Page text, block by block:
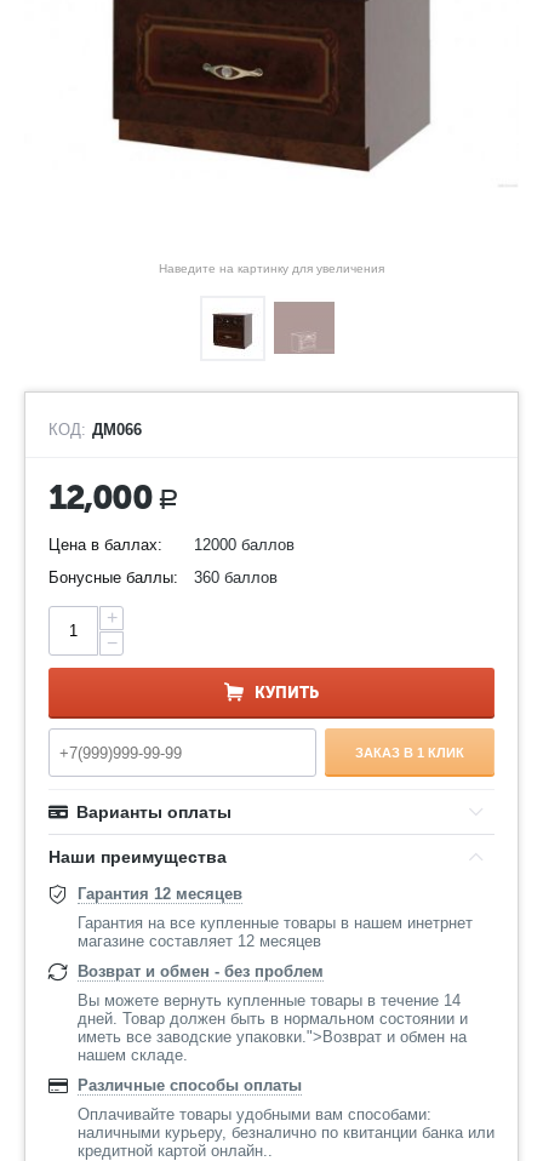
Наведите на картинку для увеличения
КОД: ДМ066
12,000 Р
Цена в баллах:
12000 баллов
Бонусные баллы:
360 баллов
+
−
КУПИТЬ
ЗАКАЗ В 1 КЛИК
Варианты оплаты
Наши преимущества
Гарантия 12 месяцев
Гарантия на все купленные товары в нашем инетрнет
магазине составляет 12 месяцев
Возврат и обмен - без проблем
Вы можете вернуть купленные товары в течение 14
дней. Товар должен быть в нормальном состоянии и
иметь все заводские упаковки.">Возврат и обмен на
нашем складе.
Различные способы оплаты
Оплачивайте товары удобными вам способами:
наличными курьеру, безналично по квитанции банка или
кредитной картой онлайн..